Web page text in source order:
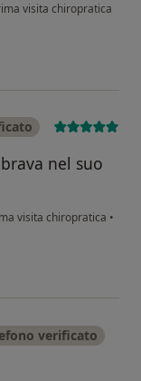
visita chiropratica
nel suo
visita chiropratica •
verificato